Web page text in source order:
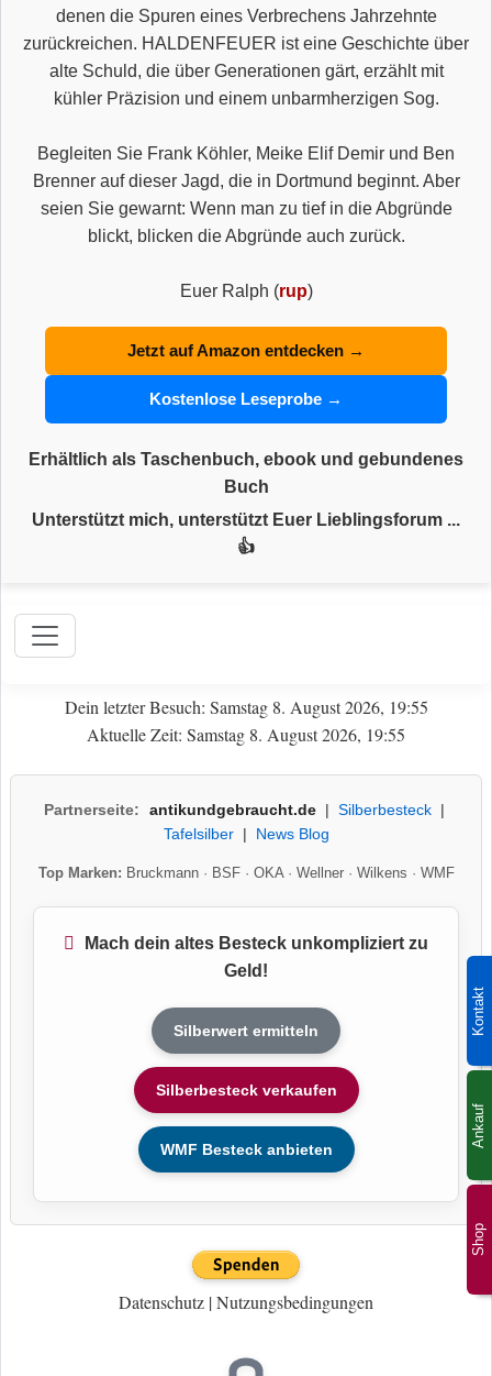
Shop
Kontakt
Ankauf
denen die Spuren eines Verbrechens Jahrzehnte
zurückreichen. HALDENFEUER ist eine Geschichte über
alte Schuld, die über Generationen gärt, erzählt mit
kühler Präzision und einem unbarmherzigen Sog.
Begleiten Sie Frank Köhler, Meike Elif Demir und Ben
Brenner auf dieser Jagd, die in Dortmund beginnt. Aber
seien Sie gewarnt: Wenn man zu tief in die Abgründe
blickt, blicken die Abgründe auch zurück.
Euer Ralph (rup)
Jetzt auf Amazon entdecken →
Kostenlose Leseprobe →
Erhältlich als Taschenbuch, ebook und gebundenes
Buch
Unterstützt mich, unterstützt Euer Lieblingsforum ...
👍
Dein letzter Besuch: Samstag 8. August 2026, 19:55
Aktuelle Zeit: Samstag 8. August 2026, 19:55
Partnerseite: antikundgebraucht.de| Silberbesteck|
Tafelsilber| News Blog
Top Marken: Bruckmann· BSF· OKA· Wellner· Wilkens · WMF
Mach dein altes Besteck unkompliziert zu
Geld!
Silberwert ermitteln
Silberbesteck verkaufen
WMF Besteck anbieten
Datenschutz |Nutzungsbedingungen